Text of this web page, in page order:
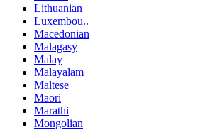
Lithuanian
Luxembou..
Macedonian
Malagasy
Malay
Malayalam
Maltese
Maori
Marathi
Mongolian